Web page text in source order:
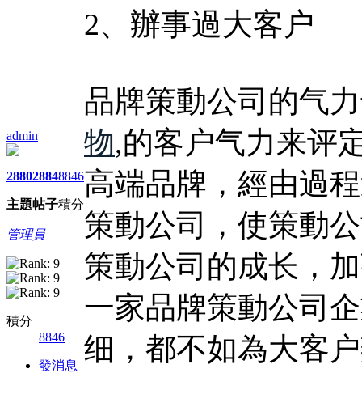
admin
2880
主題
2884
帖子
8846
積分
管理員
積分
8846
發消息
2、辦事過大客户
品牌策動公司的气
物,的客户气力来评
高端品牌，經由過
策動公司，使策動
策動公司的成长，
一家品牌策動公司
细，都不如為大客